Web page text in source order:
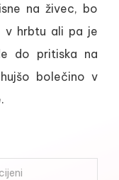
na živec, bo
v hrbtu ali pa je
do pritiska na
bolečino v